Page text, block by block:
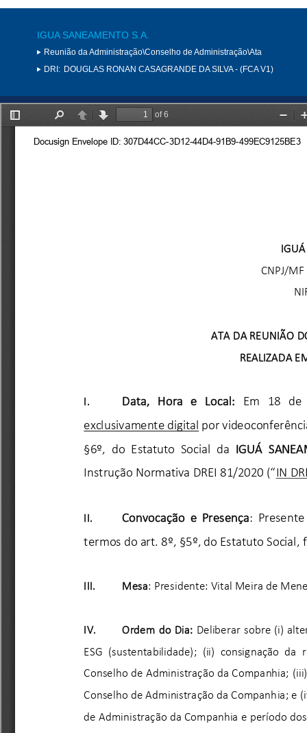
IGUA SANEAMENTO S.A.
Reunião da Administração\Conselho de Administração\Ata
DRI: DOUGLAS RONAN CASAGRANDE DA SILVA - (FCA V1)